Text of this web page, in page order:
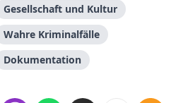
Gesellschaft und Kultur
Wahre Kriminalfälle
Dokumentation